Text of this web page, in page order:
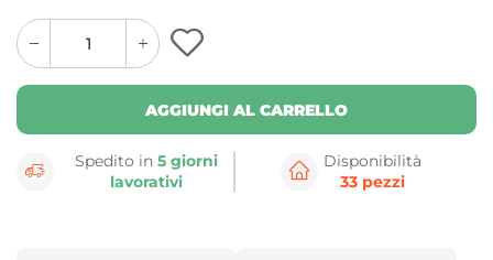
quantity
button
quantity
minus
button
AGGIUNGI AL CARRELLO
Spedito in5 giorni
lavorativi
Disponibilità
33 pezzi